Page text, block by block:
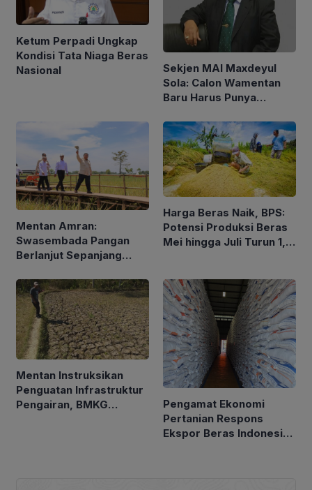
Ketum Perpadi Ungkap
Kondisi Tata Niaga Beras
Nasional
Sekjen MAI Maxdeyul
Sola: Calon Wamentan
Baru Harus Punya
Holistik
Mentan Amran:
Swasembada Pangan
Berlanjut Sepanjang
Harga Beras Naik, BPS:
Potensi Produksi Beras
Mei hingga Juli Turun 1,16
Mentan Instruksikan
Penguatan Infrastruktur
Pengairan, BMKG
Pengamat Ekonomi
Pertanian Respons
Ekspor Beras Indonesia